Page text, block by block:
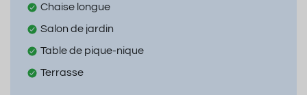
Chaise longue
Salon de jardin
Table de pique-nique
Terrasse